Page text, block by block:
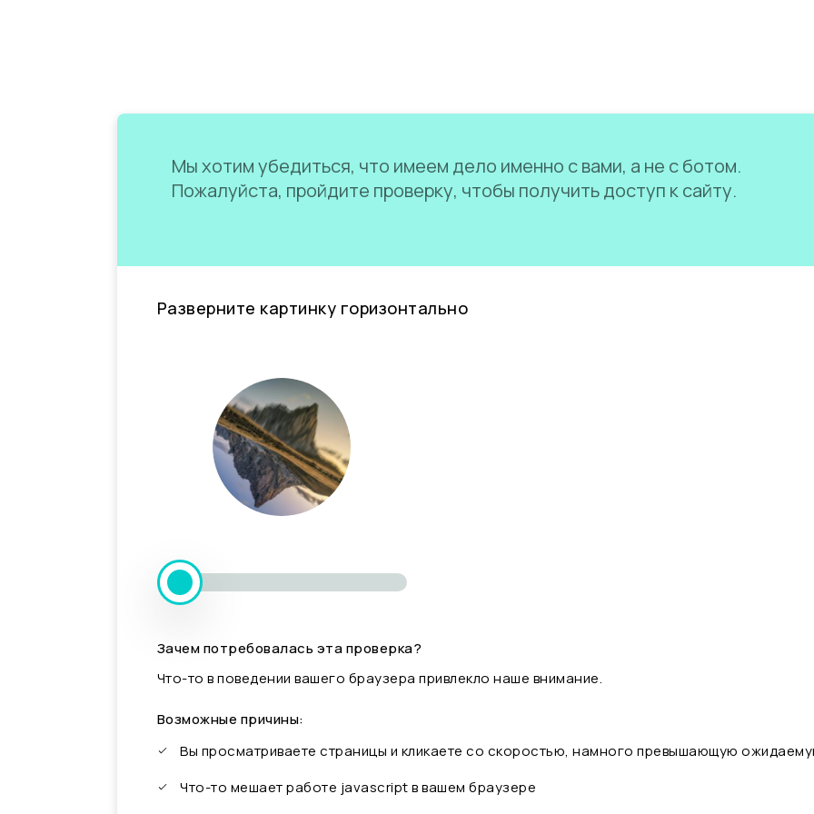
Мы хотим убедиться, что имеем дело именно с вами, а не с ботом.
Пожалуйста, пройдите проверку, чтобы получить доступ к сайту.
Разверните картинку горизонтально
Зачем потребовалась эта проверка?
Что-то в поведении вашего браузера привлекло наше внимание.
Возможные причины:
Вы просматриваете страницы и кликаете со скоростью, намного превышающую
Что-то мешает работе javascript в вашем браузере